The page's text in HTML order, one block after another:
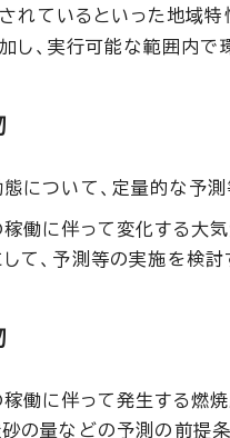
れているといった地域
し、実行可能な範囲内で
について、定量的な予測
働に伴って変化する大
て、予測等の実施を検討
働に伴って発生する燃
の量などの予測の前提